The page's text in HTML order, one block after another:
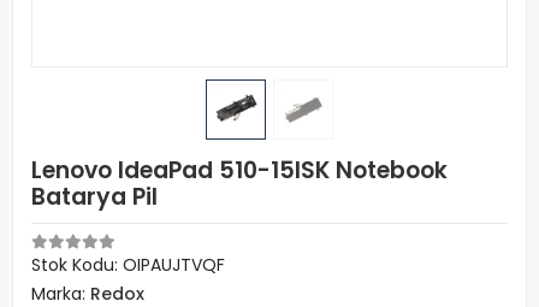
Lenovo IdeaPad 510-15ISK Notebook
Batarya Pil
Stok Kodu: OIPAUJTVQF
Marka: Redox